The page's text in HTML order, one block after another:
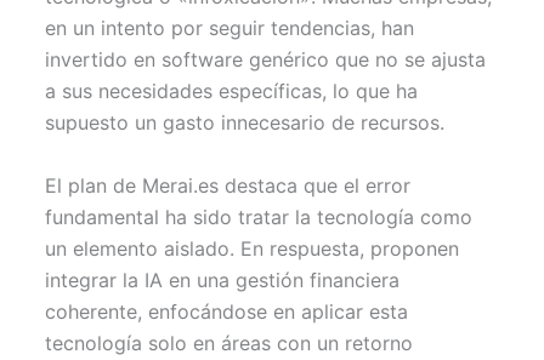
en un intento por seguir tendencias, han
invertido en software genérico que no se ajusta
a sus necesidades específicas, lo que ha
supuesto un gasto innecesario de recursos.
El plan de Merai.es destaca que el error
fundamental ha sido tratar la tecnología como
un elemento aislado. En respuesta, proponen
integrar la IA en una gestión financiera
coherente, enfocándose en aplicar esta
tecnología solo en áreas con un retorno